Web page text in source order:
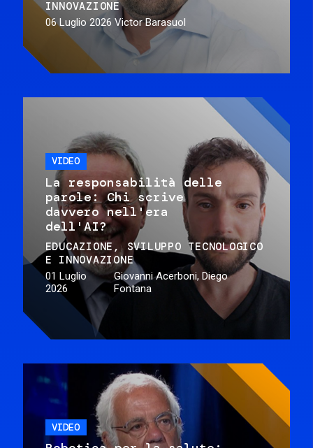
INNOVAZIONE
06 Luglio 2026 Victor Barasuol
VIDEO
La responsabilità delle
parole: Chi scrive
davvero nell'era
dell'AI?
EDUCAZIONE
SVILUPPO TECNOLOGICO
E INNOVAZIONE
01 Luglio
2026
Giovanni Acerboni, Diego
Fontana
VIDEO